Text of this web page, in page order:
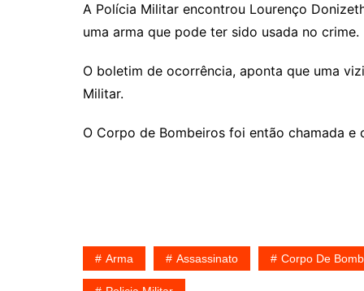
A Polícia Militar encontrou Lourenço
uma arma que pode ter sido usada no crime.
O boletim de ocorrência, aponta que uma
Militar.
O Corpo de Bombeiros foi então chamada
Arma Assassinato Corpo De